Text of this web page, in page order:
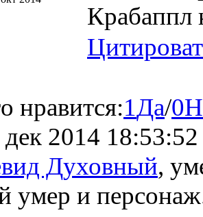
Крабаппл
нравится:1Да/0
дек 2014 18:53:52
Духовный,
умер и